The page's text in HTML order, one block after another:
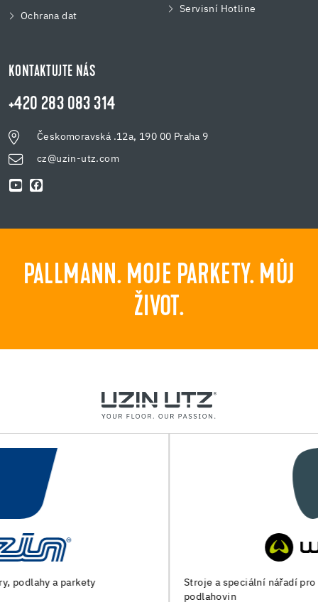
Ochrana dat
Servisní Hotline
KONTAKTUJTE NÁS
+420 283 083 314
Českomoravská .12a, 190 00 Praha 9
cz@uzin-utz.com
PALLMANN. MOJE PARKETY. MŮJ
ŽIVOT.
Stroje a speciální nářadí pro přípravu podkladu a pokládku